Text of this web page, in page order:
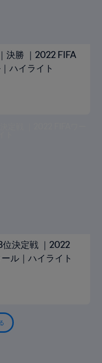
決勝 ｜2022 FIFA
ハイライト
位決定戦 ｜2022
ル｜ハイライト